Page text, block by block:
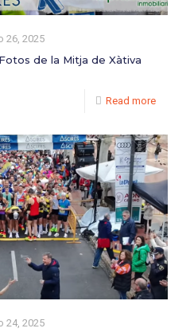
26, 2025
de la Mitja de Xàtiva
Read more
24, 2025